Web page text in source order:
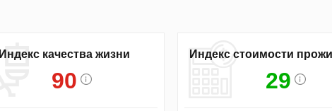
Индекс качества жизни
90
Индекс стоимости
29